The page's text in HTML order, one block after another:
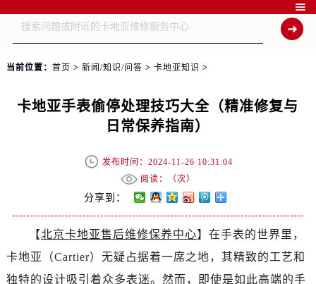

当前位置： 首页 > 新闻/知识/问答 > 卡地亚知识 >
卡地亚手表偷停处理技巧大全（精准修复与
日常保养指南）
发布时间：2024-11-26 10:31:04
阅读：（次）
分享到：
【北京卡地亚售后维修保养中心】在手表的世界里，
卡地亚（Cartier）无疑占据着一席之地，其精致的工艺和
独特的设计吸引着众多表迷。然而，即使是如此高端的手